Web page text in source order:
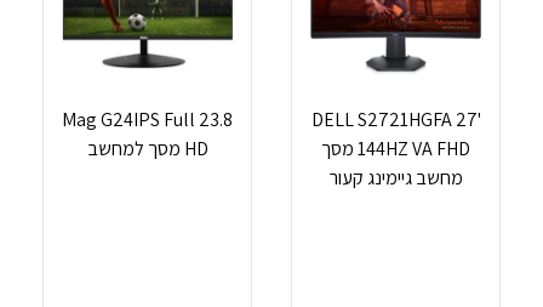
DELL S2721HGFA 27'
144HZ VA FHD מסך
מחשב גיימינג קעור
‏23.8 Mag G24IPS Full
HD מסך למחשב